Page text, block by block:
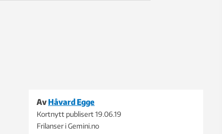
Av Håvard Egge
Kortnytt publisert19.06.19
Frilanser i Gemini.no